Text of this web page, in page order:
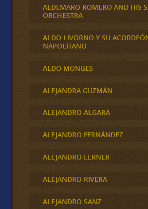
ALDEMARO ROMERO AND HIS
ORCHESTRA
ALDO LIVORNO Y SU
NAPOLITANO
ALDO MONGES
ALEJANDRA GUZMÁN
ALEJANDRO ALGARA
ALEJANDRO FERNÁNDEZ
ALEJANDRO LERNER
ALEJANDRO RIVERA
ALEJANDRO SANZ